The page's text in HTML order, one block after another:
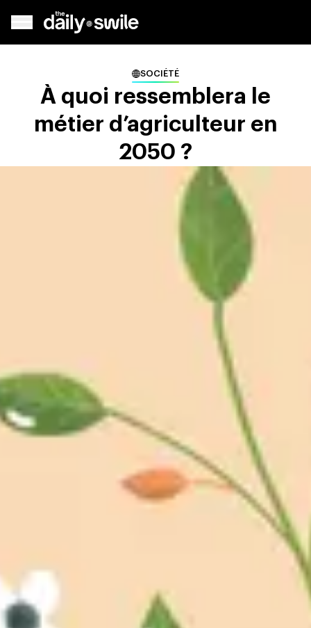
SOCIÉTÉ
À quoi ressemblera le
métier d’agriculteur en
2050 ?